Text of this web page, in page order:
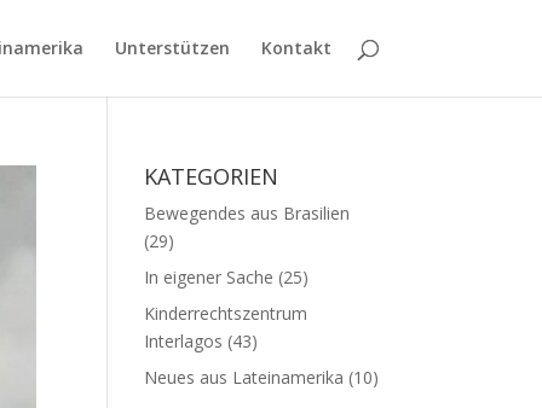
Unterstützen Kontakt
KATEGORIEN
Bewegendes aus Brasilien
(29)
In eigener Sache (25)
Kinderrechtszentrum
Interlagos (43)
Neues aus Lateinamerika (10)